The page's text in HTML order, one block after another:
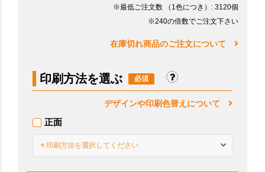
※最低ご注文数 （1色につき） : 3120個
※240の倍数でご注文下さい
在庫切れ商品のご注文について
印刷方法を選ぶ
デザインや印刷色替えについて
正面
▼印刷方法を選択してください